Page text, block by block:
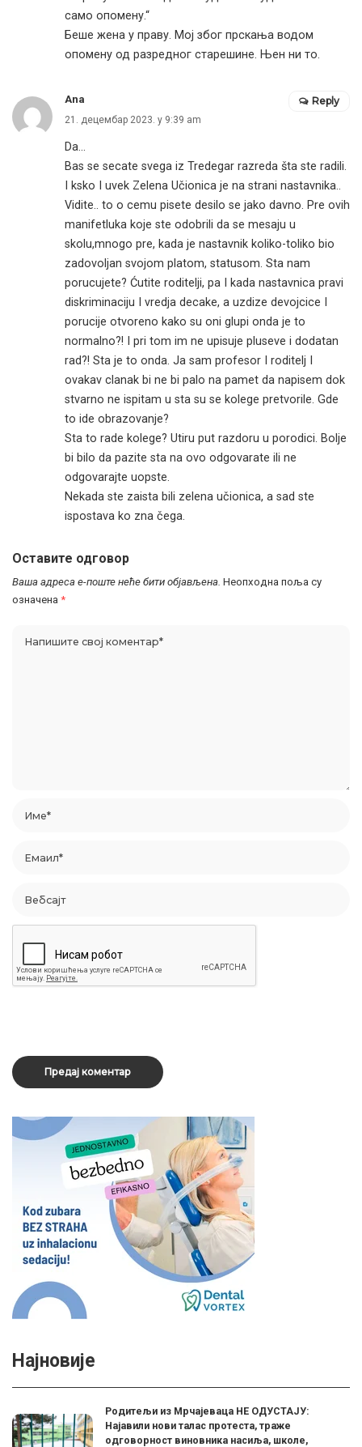
само опомену.“
Беше жена у праву. Мој због прскања водом
опомену од разредног старешине. Њен ни то.
Ana
21. децембар 2023. у 9:39 am
Da…
Bas se secate svega iz Tredegar razreda šta ste radili.
I ksko I uvek Zelena Učionica je na strani nastavnika..
Vidite.. to o cemu pisete desilo se jako davno. Pre ovih
manifetluka koje ste odobrili da se mesaju u
skolu,mnogo pre, kada je nastavnik koliko-toliko bio
zadovoljan svojom platom, statusom. Sta nam
porucujete? Ćutite roditelji, pa I kada nastavnica pravi
diskriminaciju I vredja decake, a uzdize devojcice I
porucije otvoreno kako su oni glupi onda je to
normalno?! I pri tom im ne upisuje pluseve i dodatan
rad?! Sta je to onda. Ja sam profesor I roditelj I
ovakav clanak bi ne bi palo na pamet da napisem dok
stvarno ne ispitam u sta su se kolege pretvorile. Gde
to ide obrazovanje?
Sta to rade kolege? Utiru put razdoru u porodici. Bolje
bi bilo da pazite sta na ovo odgovarate ili ne
odgovarajte uopste.
Nekada ste zaista bili zelena učionica, a sad ste
ispostava ko zna čega.
Reply
Оставите одговор
Ваша адреса е-поште неће бити објављена. Неопходна поља су
означена *
Најновије
Родитељи из Мрчајеваца НЕ ОДУСТАЈУ:
Најавили нови талас протеста, траже
одговорност виновника насиља, школе,